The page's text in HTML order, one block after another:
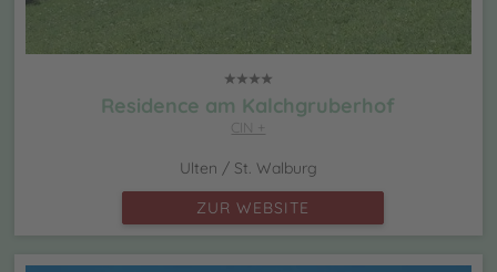
Residence am Kalchgruberhof
CIN +
Ulten / St. Walburg
ZUR WEBSITE